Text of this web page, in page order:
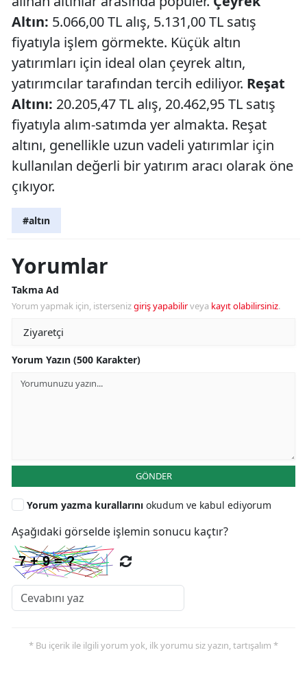
Altın: 5.066,00 TL alış, 5.131,00 TL satış
fiyatıyla işlem görmekte. Küçük altın
yatırımları için ideal olan çeyrek altın,
yatırımcılar tarafından tercih ediliyor. Reşat
Altını: 20.205,47 TL alış, 20.462,95 TL satış
fiyatıyla alım-satımda yer almakta. Reşat
altını, genellikle uzun vadeli yatırımlar için
kullanılan değerli bir yatırım aracı olarak öne
çıkıyor.
#altın
Yorumlar
Takma Ad
Yorum yapmak için, istersenizgiriş yapabilirveya kayıt olabilirsiniz.
Yorum Yazın (500 Karakter)
GÖNDER
Yorum yazma kurallarını okudum ve kabul ediyorum
Aşağıdaki görselde işlemin sonucu kaçtır?
* Bu içerik ile ilgili yorum yok, ilk yorumu siz yazın, tartışalım *